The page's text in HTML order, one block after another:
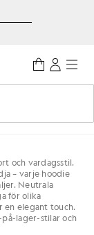
och vardagsstil.
– varje hoodie
Neutrala
för olika
en elegant touch.
lager-stilar och